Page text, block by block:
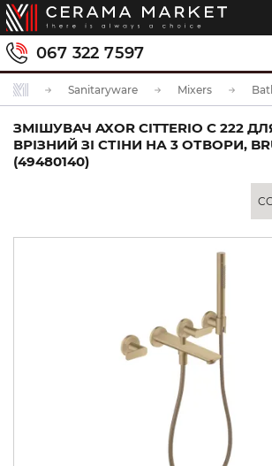
067 322 7597
Sanitaryware Mixers
ЗМІШУВАЧ AXOR CITTERIO C 222
ВРІЗНИЙ ЗІ СТІНИ НА 3 ОТВОРИ,
(49480140)